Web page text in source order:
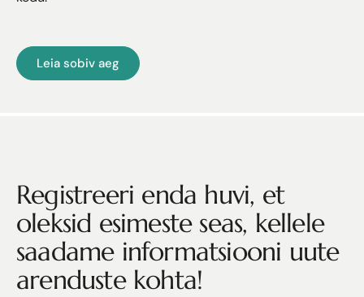
Leia sobiv aeg
Registreeri enda huvi, et
oleksid esimeste seas, kellele
saadame informatsiooni uute
arenduste kohta!